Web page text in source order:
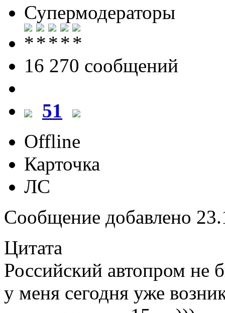
Супермодераторы
16 270 cообщений
51
Offline
Карточка
ЛС
Сообщение добавлено
Цитата
Российский автопром не
у меня сегодня уже